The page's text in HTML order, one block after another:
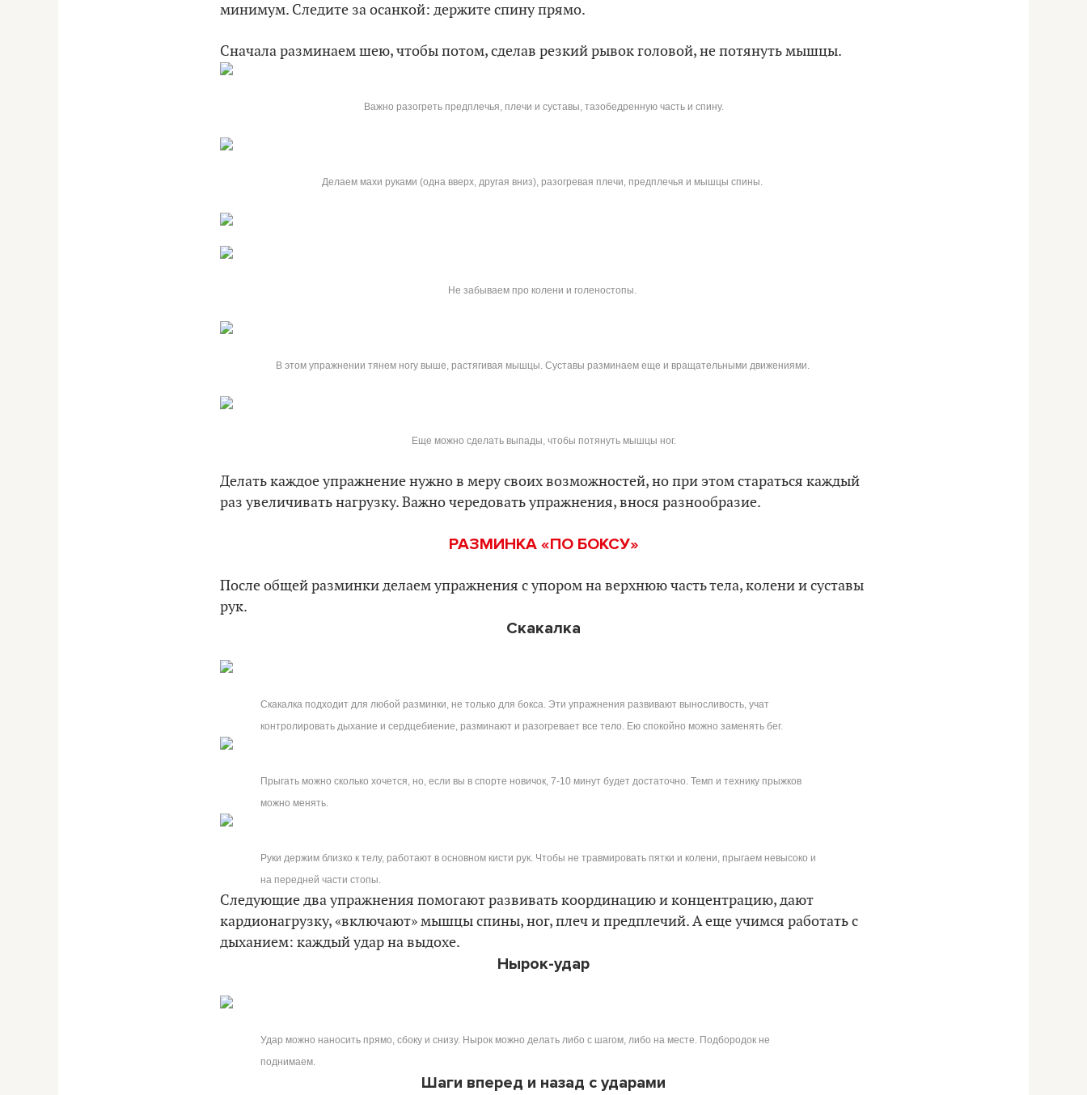
минимум. Следите за осанкой: держите спину прямо.
Сначала разминаем шею, чтобы потом, сделав резкий рывок головой, не потянуть мышцы.
Важно разогреть предплечья, плечи и суставы, тазобедренную часть и спину.
Делаем махи руками (одна вверх, другая вниз), разогревая плечи, предплечья и мышцы спины.
Не забываем про колени и голеностопы.
В этом упражнении тянем ногу выше, растягивая мышцы. Суставы разминаем еще и вращательными движениями.
Еще можно сделать выпады, чтобы потянуть мышцы ног.
Делать каждое упражнение нужно в меру своих возможностей, но при этом стараться каждый
раз увеличивать нагрузку. Важно чередовать упражнения, внося разнообразие.
РАЗМИНКА «ПО БОКСУ»
После общей разминки делаем упражнения с упором на верхнюю часть тела, колени и суставы
рук.
Скакалка
Скакалка подходит для любой разминки, не только для бокса. Эти упражнения развивают выносливость, учат
контролировать дыхание и сердцебиение, разминают и разогревает все тело. Ею спокойно можно заменять бег.
Прыгать можно сколько хочется, но, если вы в спорте новичок, 7-10 минут будет достаточно. Темп и технику прыжков
можно менять.
Руки держим близко к телу, работают в основном кисти рук. Чтобы не травмировать пятки и колени, прыгаем невысоко и
на передней части стопы.
Следующие два упражнения помогают развивать координацию и концентрацию, дают
кардионагрузку, «включают» мышцы спины, ног, плеч и предплечий. А еще учимся работать с
дыханием: каждый удар на выдохе.
Нырок-удар
Удар можно наносить прямо, сбоку и снизу. Нырок можно делать либо с шагом, либо на месте. Подбородок не
поднимаем.
Шаги вперед и назад с ударами